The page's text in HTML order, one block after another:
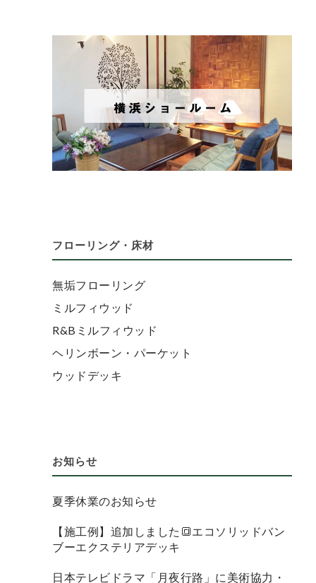
フローリング・床材
無垢フローリング
ミルフィウッド
R&Bミルフィウッド
ヘリンボーン・パーケット
ウッドデッキ
お知らせ
夏季休業のお知らせ
【施工例】追加しました🔳エコソリッドバン
ブーエクステリアデッキ
日本テレビドラマ「月夜行路」に美術協力・